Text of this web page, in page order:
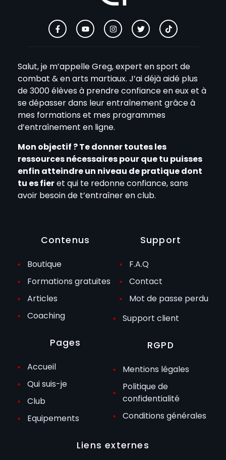
Salut, je m’appelle Greg, expert en sport de
combat & en arts martiaux. J’ai déjà aidé plus
de 3000 élèves à prendre confiance en eux et à
se dépasser dans leur entraînement grâce à
mes formations et mes programmes
d’entraînement en ligne.
Mon objectif ? Te donner toutes les
ressources nécessaires pour que tu puisses
enfin atteindre un niveau de pratique dont
tu es fieret qui te redonne confiance, sans
avoir besoin de t’entraîner en club.
Contenus
Boutique
Formations gratuites
Articles
Coaching
Pages
Accueil
Qui suis-je
Club
Equipements
Support
F.A.Q
Contact
Mot de passe perdu
Support client
RGPD
Mentions légales
Politique de
confidentialité
Conditions générales
Liens externes